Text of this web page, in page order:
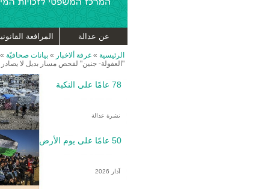
عن عدالة المرافعة
الرئيسية » غرفة ألاخبار » بيانات صحافيّة »
"العفولة- جنين" لفحص مسار بديل لا يصادر
78 عامًا على النكبة
نشرة عدالة
50 عامًا على يوم الأرض
آذار 2026